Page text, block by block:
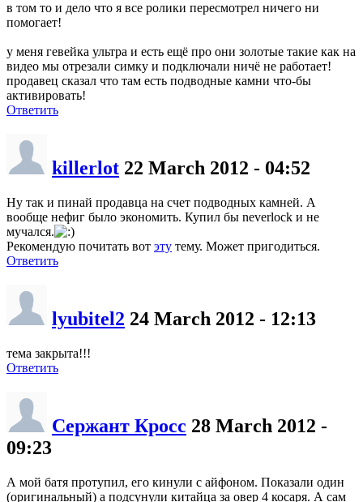
в том то и дело что я все ролики пересмотрел ничего ни
помогает!
у меня гевейка ультра и есть ещё про они золотые такие как на
видео мы отрезали симку и подключали ничё не работает!
продавец сказал что там есть подводные камни что-бы
активировать!
Ответить
killerlot 22 March 2012 - 04:52
Ну так и пинай продавца на счет подводных камней. А
вообще нефиг было экономить. Купил бы neverlock и не
мучался.
Рекомендую почитать вот эту тему. Может пригодиться.
Ответить
lyubitel2 24 March 2012 - 12:13
тема закрыта!!!
Ответить
Сержант Кросс 28 March 2012 -
09:23
А мой батя протупил, его кинули с айфоном. Показали один
(оригинальный) а подсунули китайца за овер 4 косаря. А сам